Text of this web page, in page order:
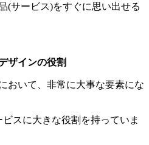
(サービス)をすぐに思い出せる
ザインの役割
おいて、非常に大事な要素にな
スに大きな役割を持っていま